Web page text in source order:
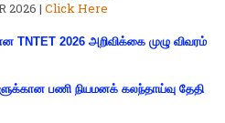
2026 | Click Here
TNTET 2026 அறிவிக்கை முழு விவரம்
பணி நியமனக் கலந்தாய்வு தேதி